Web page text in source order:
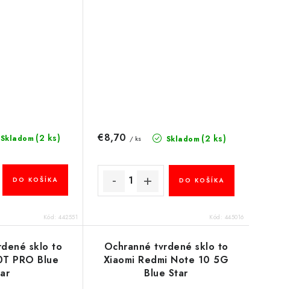
Skladom (2 ks)
DO KOŠÍKA
Kód:442551
Skladom (2 ks)
€8,70 / ks
DO KOŠÍKA
Kód: 445016
sklo to
PRO Blue
Ochranné tvrdené sklo to
Xiaomi Redmi Note 10 5G
Blue Star